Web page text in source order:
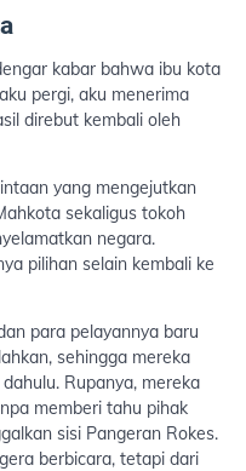
kabar bahwa ibu kota
pergi, aku menerima
direbut kembali oleh
yang mengejutkan
sekaligus tokoh
negara.
pilihan selain kembali ke
para pelayannya baru
sehingga mereka
Rupanya, mereka
memberi tahu pihak
sisi Pangeran Rokes.
berbicara, tetapi dari